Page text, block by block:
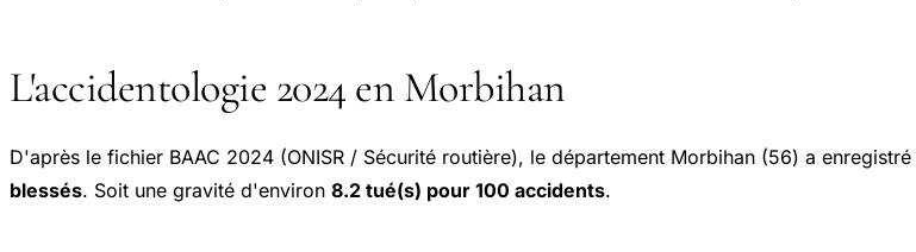
L'accidentologie 2024 en Morbihan
D'après le fichier BAAC 2024 (ONISR / Sécurité routière), le département Morbihan (56) a enregistré
blessés. Soit une gravité d'environ 8.2 tué(s) pour 100 accidents.